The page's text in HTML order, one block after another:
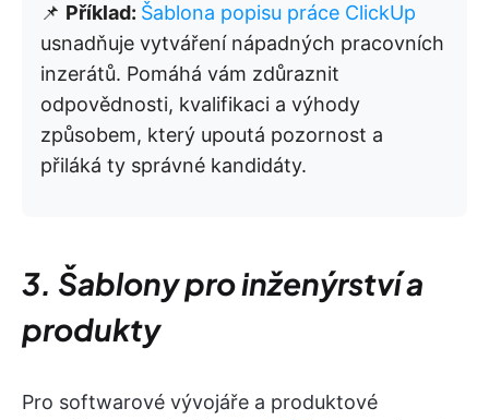
📌 Příklad: Šablona popisu práce ClickUp
usnadňuje vytváření nápadných pracovních
inzerátů. Pomáhá vám zdůraznit
odpovědnosti, kvalifikaci a výhody
způsobem, který upoutá pozornost a
přiláká ty správné kandidáty.
3. Šablony pro inženýrství a
produkty
Pro softwarové vývojáře a produktové